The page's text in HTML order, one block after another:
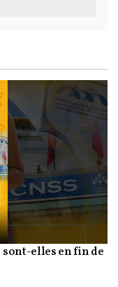
sont-elles en fin de